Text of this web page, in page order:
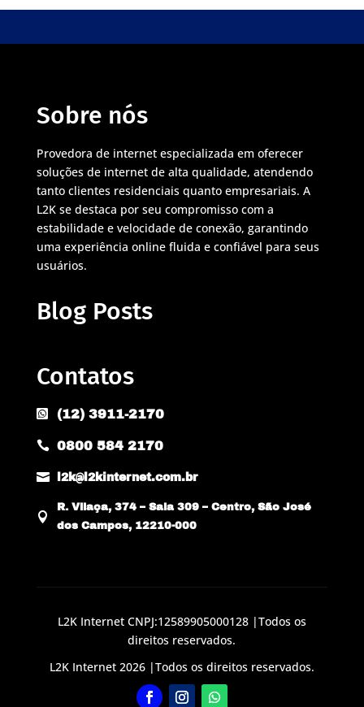
Sobre nós
Provedora de internet especializada em oferecer
soluções de internet de alta qualidade, atendendo
tanto clientes residenciais quanto empresariais. A
L2K se destaca por seu compromisso com a
estabilidade e velocidade de conexão, garantindo
uma experiência online fluida e confiável para seus
usuários.
Blog Posts
Contatos
 (12) 3911-2170
 0800 584 2170
 l2k@l2kinternet.com.br

R. Vilaça, 374 – Sala 309 – Centro, São José
dos Campos, 12210-000
L2K Internet CNPJ:12589905000128 |Todos os
direitos reservados.
L2K Internet 2026 |Todos os direitos reservados.